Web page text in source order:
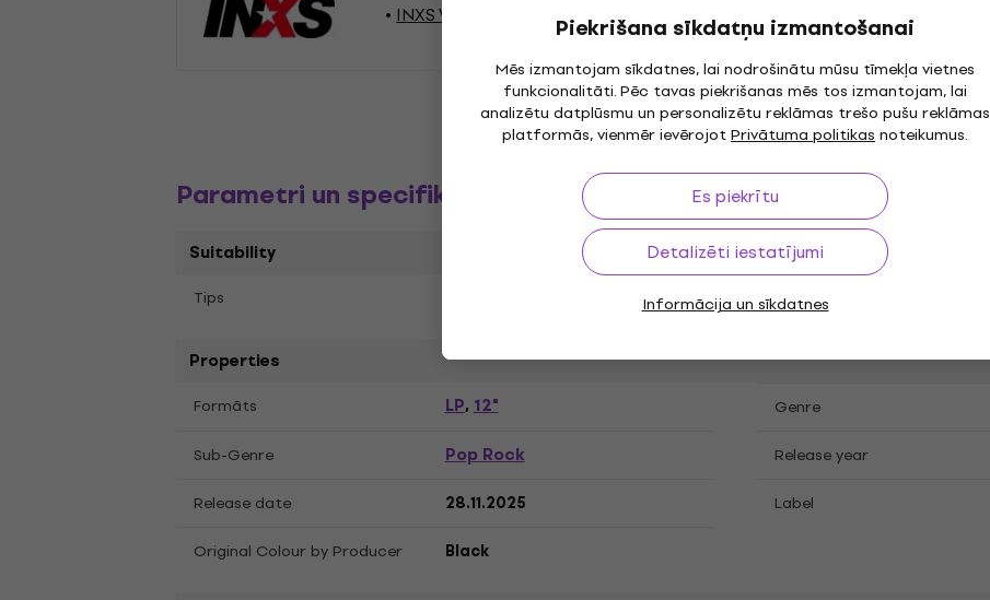
Piekrišana sīkdatņu izmantošanai
Mēs izmantojam sīkdatnes, lai nodrošinātu mūsu tīmekļa vietnes
funkcionalitāti. Pēc tavas piekrišanas mēs tos izmantojam, lai
analizētu datplūsmu un personalizētu reklāmas trešo pušu reklāmas
platformās, vienmēr ievērojotPrivātuma politikasnoteikumus.
Es piekrītu
Detalizēti iestatījumi
Informācija un sīkdatnes
INXS Vinila LP ieraksti
Parametri un specifikācijas
Suitability
Tips
Properties
Formāts LP,12" Genre
Sub-Genre Pop Rock Release year
Release date 28.11.2025 Label
Original Colour by Producer Black